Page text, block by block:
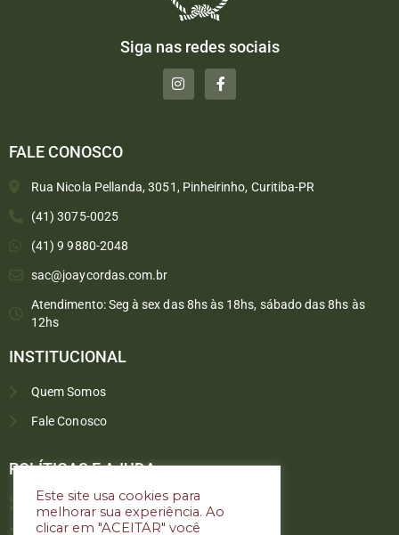
Siga nas redes sociais
FALE CONOSCO
Rua Nicola Pellanda, 3051, Pinheirinho, Curitiba-PR
(41) 3075-0025
(41) 9 9880-2048
sac@joaycordas.com.br
Atendimento: Seg à sex das 8hs às 18hs, sábado das 8hs às
12hs
INSTITUCIONAL
Quem Somos
Fale Conosco
POLÍTICAS E AJUDA
Política de troca e devoluções
Este site usa cookies para
melhorar sua experiência. Ao
clicar em "ACEITAR" vocêAtendimento